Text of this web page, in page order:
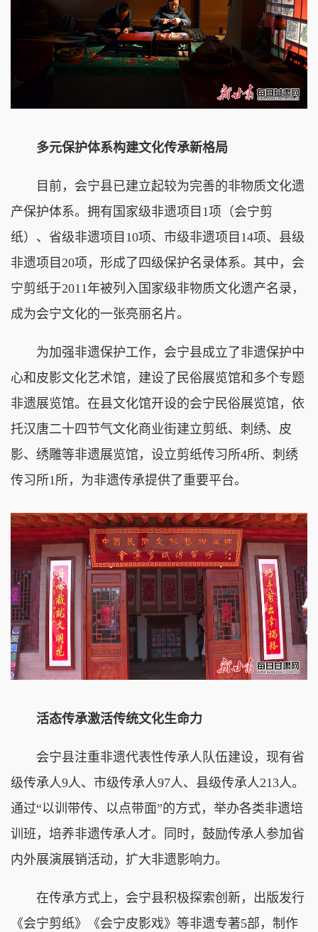
多元保护体系构建文化传承新格局
目前，会宁县已建立起较为完善的非物质文化遗
产保护体系。拥有国家级非遗项目1项（会宁剪
纸）、省级非遗项目10项、市级非遗项目14项、县级
非遗项目20项，形成了四级保护名录体系。其中，会
宁剪纸于2011年被列入国家级非物质文化遗产名录，
成为会宁文化的一张亮丽名片。
为加强非遗保护工作，会宁县成立了非遗保护中
心和皮影文化艺术馆，建设了民俗展览馆和多个专题
非遗展览馆。在县文化馆开设的会宁民俗展览馆，依
托汉唐二十四节气文化商业街建立剪纸、刺绣、皮
影、绣雕等非遗展览馆，设立剪纸传习所4所、刺绣
传习所1所，为非遗传承提供了重要平台。
活态传承激活传统文化生命力
会宁县注重非遗代表性传承人队伍建设，现有省
级传承人9人、市级传承人97人、县级传承人213人。
通过“以训带传、以点带面”的方式，举办各类非遗培
训班，培养非遗传承人才。同时，鼓励传承人参加省
内外展演展销活动，扩大非遗影响力。
在传承方式上，会宁县积极探索创新，出版发行
《会宁剪纸》《会宁皮影戏》等非遗专著5部，制作